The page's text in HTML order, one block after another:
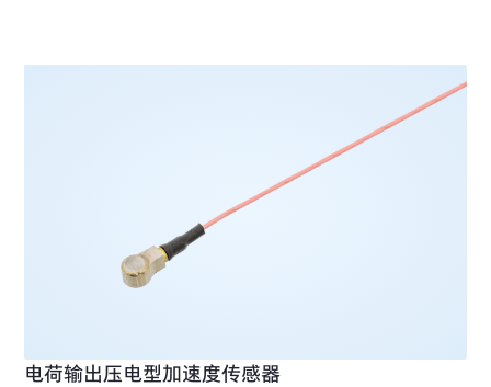
电荷输出压电型加速度传感器